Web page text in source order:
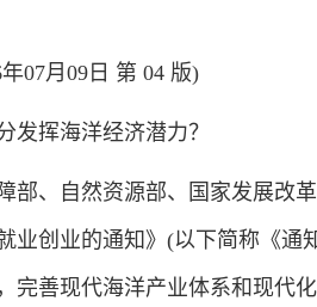
07月09日 第 04 版)
挥海洋经济潜力？
、自然资源部、国家发展改革
业创业的通知》(以下简称《通
完善现代海洋产业体系和现代